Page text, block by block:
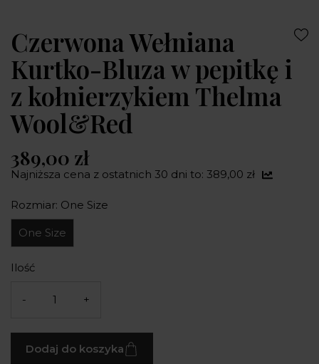
Czerwona Wełniana
Kurtko-Bluza w pepitkę i
z kołnierzykiem Thelma
Wool&Red
389,00 zł
Najniższa cena z ostatnich 30 dni to: 389,00 zł
Rozmiar: One Size
One Size
Ilość
- +
Dodaj do koszyka